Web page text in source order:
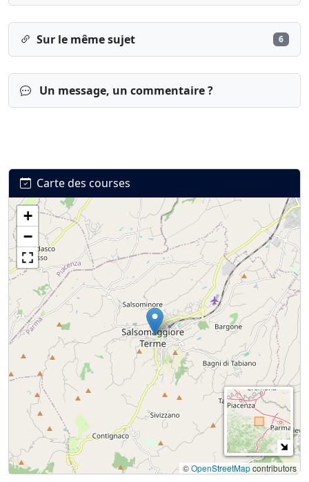
Sur le même sujet 6
Un message, un commentaire ?
Connexion S’inscrire mot de passe oublié ?
Carte des courses
+
−
©OpenStreetMapcontributors